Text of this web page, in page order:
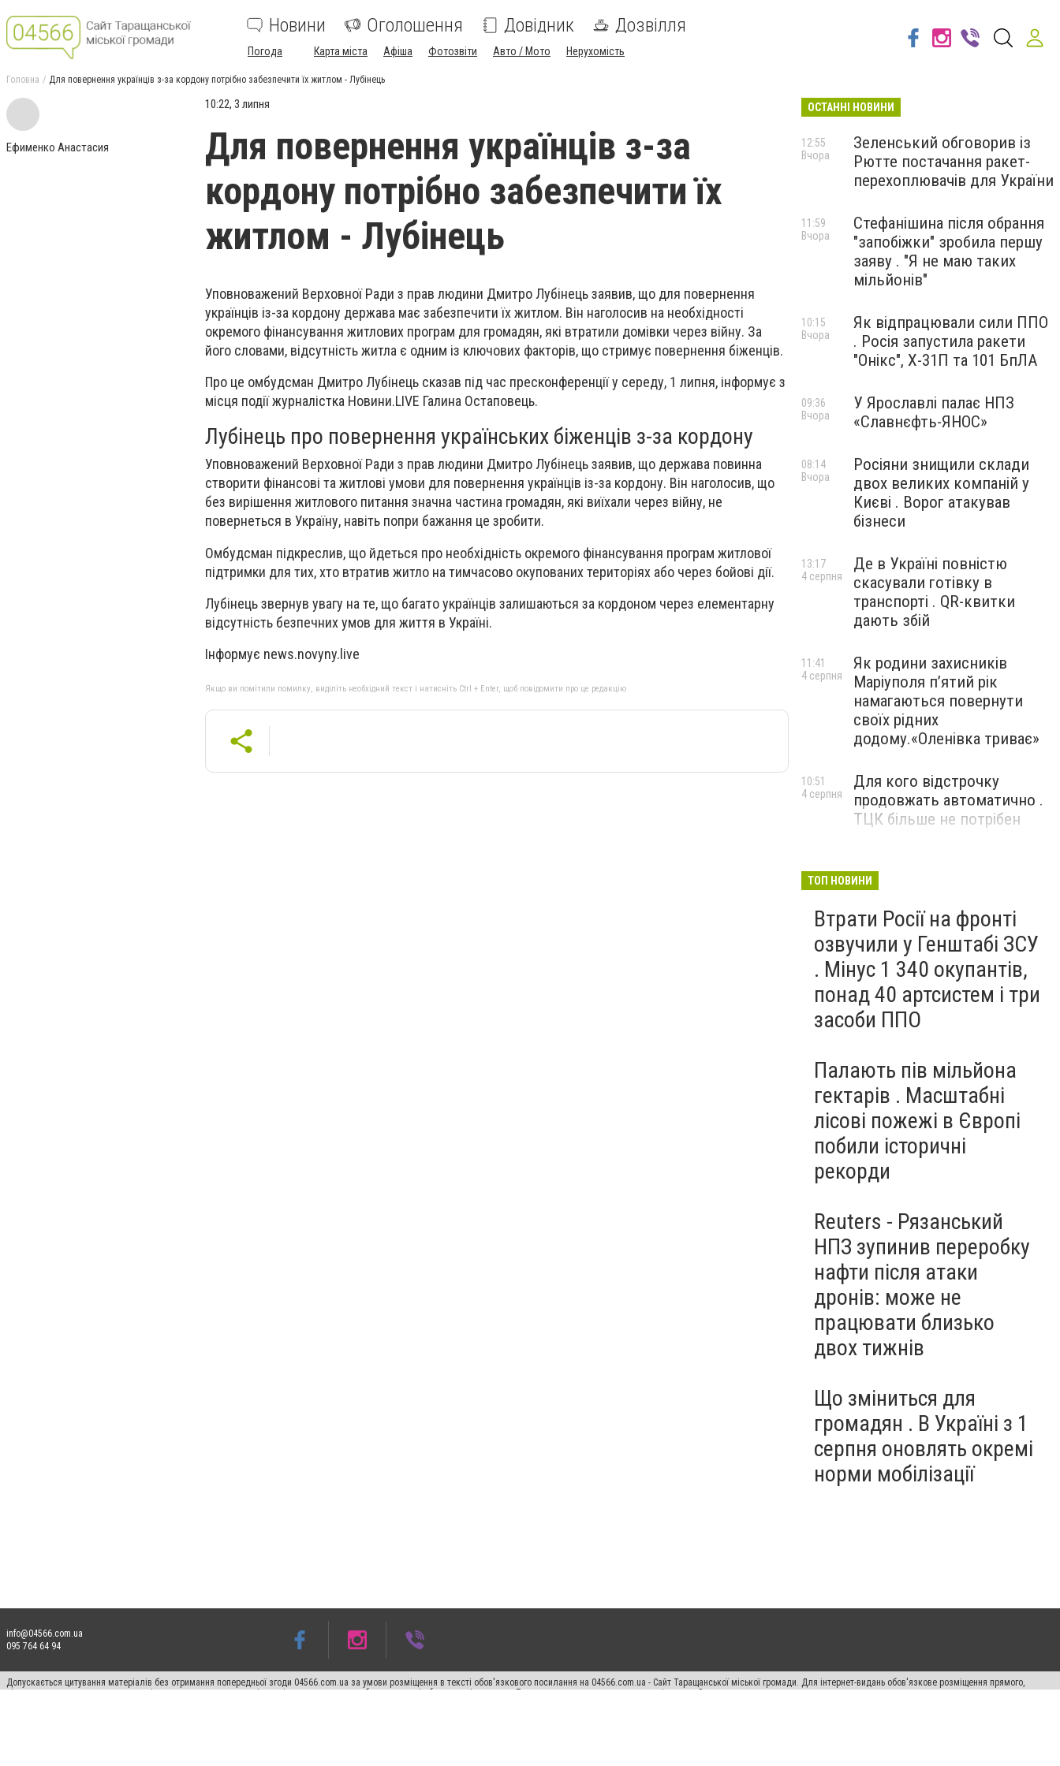
Новини Оголошення Довідник Дозвілля
Погода Карта міста Афіша Фотозвіти Авто / Мото Нерухомість
Головна Для повернення українців з-за кордону потрібно забезпечити їх житлом - Лубінець
Ефименко Анастасия
10:22, 3 липня
Для повернення українців з-за
кордону потрібно забезпечити їх
житлом - Лубінець
Уповноважений Верховної Ради з прав людини Дмитро Лубінець заявив, що для повернення
українців із-за кордону держава має забезпечити їх житлом. Він наголосив на необхідності
окремого фінансування житлових програм для громадян, які втратили домівки через війну. За
його словами, відсутність житла є одним із ключових факторів, що стримує повернення біженців.
Про це омбудсман Дмитро Лубінець сказав під час пресконференції у середу, 1 липня, інформує з
місця події журналістка Новини.LIVE Галина Остаповець.
Лубінець про повернення українських біженців з-за кордону
Уповноважений Верховної Ради з прав людини Дмитро Лубінецьзаявив, що держава повинна
створити фінансові та житлові умови для повернення українців із-за кордону. Він наголосив, що
без вирішення житлового питання значна частина громадян, які виїхали через війну, не
повернеться в Україну, навіть попри бажання це зробити.
Омбудсман підкреслив, що йдеться про необхідність окремого фінансування програм житлової
підтримки для тих, хто втратив житло на тимчасово окупованих територіях або через бойові дії.
Лубінець звернув увагу на те, що багато українців залишаються за кордоном через елементарну
відсутність безпечних умов для життя в Україні.
Інформує news.novyny.live
Якщо ви помітили помилку, виділіть необхідний текст і натисніть Ctrl + Enter, щоб повідомити про це редакцію
ОСТАННІ НОВИНИ
Зеленський обговорив із
Рютте постачання ракет-
перехоплювачів для України
12:55
Вчора
Стефанішина після обрання
"запобіжки" зробила першу
заяву . "Я не маю таких
мільйонів"
11:59
Вчора
Як відпрацювали сили ППО
. Росія запустила ракети
"Онікс", Х-31П та 101 БпЛА
10:15
Вчора
У Ярославлі палає НПЗ
«Славнєфть-ЯНОС»
09:36
Вчора
Росіяни знищили склади
двох великих компаній у
Києві . Ворог атакував
бізнеси
08:14
Вчора
Де в Україні повністю
скасували готівку в
транспорті . QR-квитки
дають збій
13:17
4 серпня
Як родини захисників
Маріуполя пʼятий рік
намагаються повернути
своїх рідних
додому.«Оленівка триває»
11:41
4 серпня
Для кого відстрочку
продовжать автоматично .
ТЦК більше не потрібен
10:51
4 серпня
ТОП НОВИНИ
Втрати Росії на фронті
озвучили у Генштабі ЗСУ
. Мінус 1 340 окупантів,
понад 40 артсистем і три
засоби ППО
Палають пів мільйона
гектарів . Масштабні
лісові пожежі в Європі
побили історичні
рекорди
Reuters - Рязанський
НПЗ зупинив переробку
нафти після атаки
дронів: може не
працювати близько
двох тижнів
Що зміниться для
громадян . В Україні з 1
серпня оновлять окремі
норми мобілізації
info@04566.com.ua
095 764 64 94
Допускається цитування матеріалів без отримання попередньої згоди 04566.com.ua за умови розміщення в тексті обов'язкового посилання на 04566.com.ua - Cайт Таращанської міської громади. Для інтернет-видань обов'язкове розміщення прямого,
відкритого для пошукових систем гіперпосилання на цитовані статті не нижче другого абзацу в тексті або в якості джерела. Порушення виняткових прав переслідується Законом.